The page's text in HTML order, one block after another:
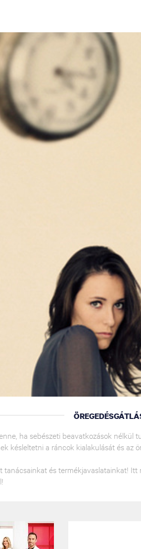
ha sebészeti beavatkozások nélkül
késleltetni a ráncok kialakulását és az
tanácsainkat és termékjavaslatainkat!